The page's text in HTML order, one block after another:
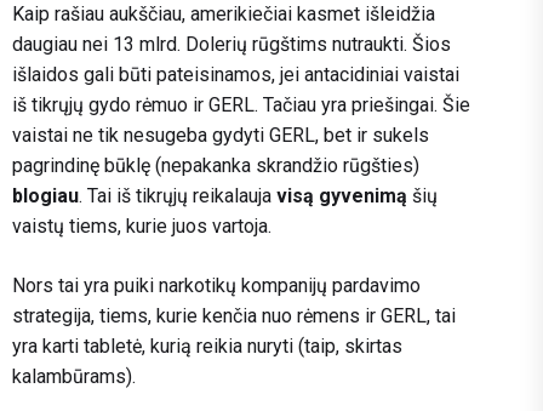
Kaip rašiau aukščiau, amerikiečiai kasmet išleidžia
daugiau nei 13 mlrd. Dolerių rūgštims nutraukti. Šios
išlaidos gali būti pateisinamos, jei antacidiniai vaistai
iš tikrųjų gydo rėmuo ir GERL. Tačiau yra priešingai. Šie
vaistai ne tik nesugeba gydyti GERL, bet ir sukels
pagrindinę būklę (nepakanka skrandžio rūgšties)
blogiau. Tai iš tikrųjų reikalauja visą gyvenimą šių
vaistų tiems, kurie juos vartoja.
Nors tai yra puiki narkotikų kompanijų pardavimo
strategija, tiems, kurie kenčia nuo rėmens ir GERL, tai
yra karti tabletė, kurią reikia nuryti (taip, skirtas
kalambūrams).